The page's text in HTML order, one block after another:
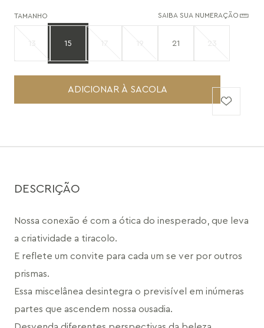
SAIBA SUA NUMERAÇÃO
TAMANHO
13 15 17 19 21 23
ADICIONAR À SACOLA
DESCRIÇÃO
Nossa conexão é com a ótica do inesperado, que leva
a criatividade a tiracolo.
E reflete um convite para cada um se ver por outros
prismas.
Essa miscelânea desintegra o previsível em inúmeras
partes que ascendem nossa ousadia.